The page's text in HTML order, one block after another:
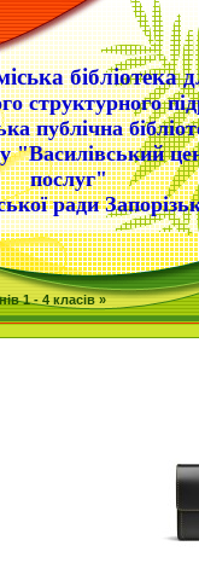
бібліотека
структурного
публічна
"Василівський
послуг"
ради
1 - 4 класів »